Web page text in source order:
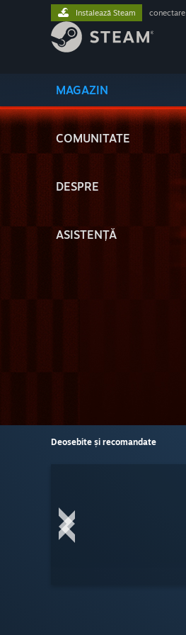
MAGAZIN
COMUNITATE
DESPRE
ASISTENȚĂ
Instalează Steam conectare
Deosebite și recomandate